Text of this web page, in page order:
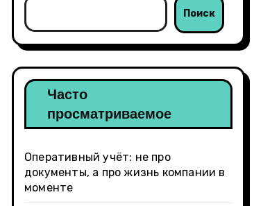
Поиск
Часто
просматриваемое
Оперативный учёт: не про
документы, а про жизнь компании в
моменте